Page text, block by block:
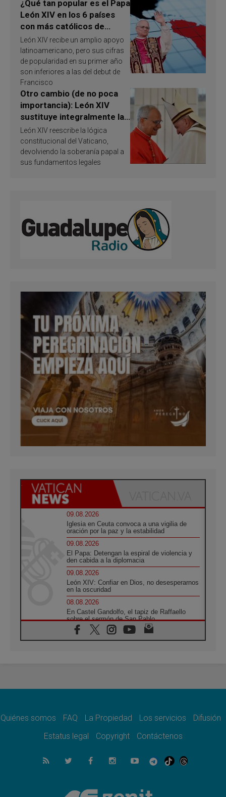
¿Qué tan popular es el Papa
León XIV en los 6 países
con más católicos de
América Latina en 2026?
Publican resultados de
investigación
León XIV recibe un amplio apoyo
latinoamericano, pero sus cifras
de popularidad en su primer año
son inferiores a las del debut de
Francisco
Otro cambio (de no poca
importancia): León XIV
sustituye integralmente la
ley vaticana de Papa
Francisco
León XIV reescribe la lógica
constitucional del Vaticano,
devolviendo la soberanía papal a
sus fundamentos legales
09.08.2026
Iglesia en Ceuta convoca a una vigilia de
oración por la paz y la estabilidad
09.08.2026
El Papa: Detengan la espiral de violencia y
den cabida a la diplomacia
09.08.2026
León XIV: Confiar en Dios, no desesperarnos
en la oscuridad
08.08.2026
En Castel Gandolfo, el tapiz de Raffaello
sobre el sermón de San Pablo
08.08.2026
En Colombia, «la paz no se compra con una
08.08.2026
08.08.2026
del Buen Consejo de Genazzano
Filipinas: el Vicariato Apostólico de Calapán
se convierte en diócesis
Honduras: Los desplazados invisibles de una
crisis olvidada
Quiénes somos FAQ La Propiedad Los servicios
Difusión
Estatus legal
Copyright Contáctenos